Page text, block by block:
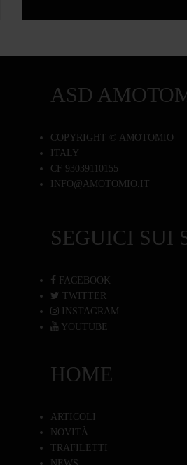
ASD
COPYRIGHT © AMOTOMIO
ITALY
CF 93039110155
INFO@AMOTOMIO.IT
SEGUICI SUI
FACEBOOK
TWITTER
INSTAGRAM
YOUTUBE
HOME
ARTICOLI
NOVITÀ
TRAFILETTI